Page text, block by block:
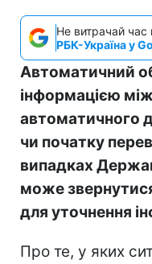
Не витрачай час
РБК-Україна у
Автоматичний
інформацією
автоматичного
чи початку
випадках
може
для уточнення
Про те, у яких